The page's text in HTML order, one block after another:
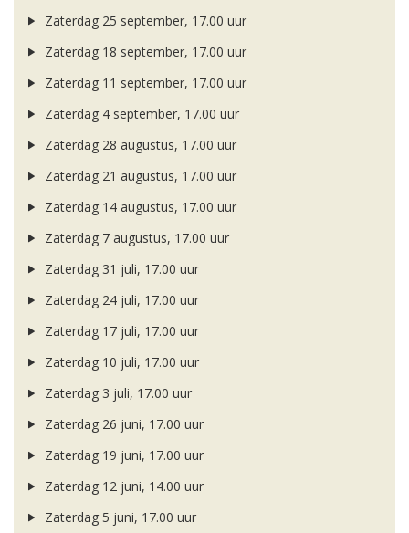
Zaterdag 25 september, 17.00 uur
Zaterdag 18 september, 17.00 uur
Zaterdag 11 september, 17.00 uur
Zaterdag 4 september, 17.00 uur
Zaterdag 28 augustus, 17.00 uur
Zaterdag 21 augustus, 17.00 uur
Zaterdag 14 augustus, 17.00 uur
Zaterdag 7 augustus, 17.00 uur
Zaterdag 31 juli, 17.00 uur
Zaterdag 24 juli, 17.00 uur
Zaterdag 17 juli, 17.00 uur
Zaterdag 10 juli, 17.00 uur
Zaterdag 3 juli, 17.00 uur
Zaterdag 26 juni, 17.00 uur
Zaterdag 19 juni, 17.00 uur
Zaterdag 12 juni, 14.00 uur
Zaterdag 5 juni, 17.00 uur